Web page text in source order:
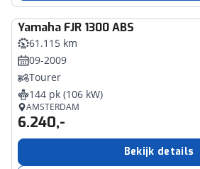
Yamaha FJR 1300 ABS
61.115 km
09-2009
Tourer
144 pk (106 kW)
AMSTERDAM
6.240,-
Bekijk details